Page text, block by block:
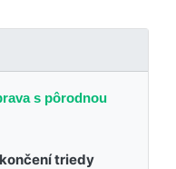
s pôrodnou
triedy